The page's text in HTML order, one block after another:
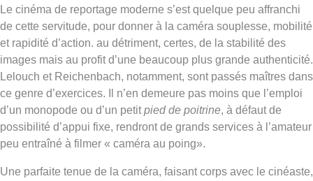
Le cinéma de reportage moderne s’est quelque peu affranchi
de cette servitude, pour donner à la caméra souplesse, mobilité
et rapidité d’action. au détriment, certes, de la stabilité des
images mais au profit d’une beaucoup plus grande authenticité.
Lelouch et Reichenbach, notamment, sont passés maîtres dans
ce genre d’exercices. Il n’en demeure pas moins que l’emploi
d’un monopode ou d’un petitpied de poitrine, à défaut de
possibilité d’appui fixe, rendront de grands services à l’amateur
peu entraîné à filmer « caméra au poing».
Une parfaite tenue de la caméra, faisant corps avec le cinéaste,